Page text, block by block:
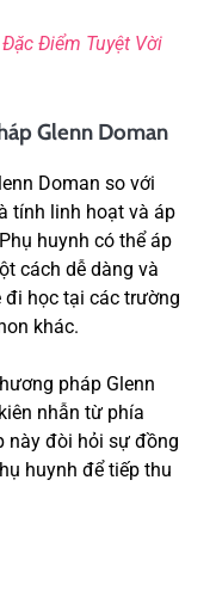
Điểm Tuyệt Vời
Glenn Doman
Doman so với
tính linh hoạt và áp
huynh có thể áp
cách dễ dàng và
đi học tại các trường
khác.
pháp Glenn
nhẫn từ phía
này đòi hỏi sự đồng
huynh để tiếp thu